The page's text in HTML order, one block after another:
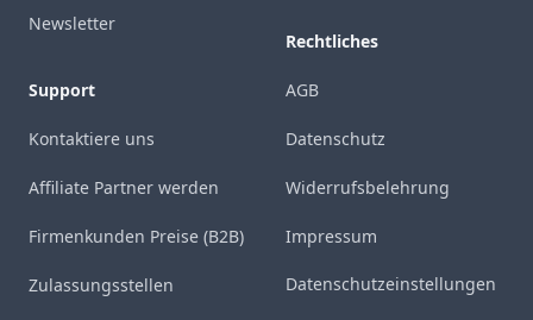
Newsletter
Support
Kontaktiere uns
Affiliate Partner werden
Firmenkunden Preise (B2B)
Zulassungsstellen
Rechtliches
AGB
Datenschutz
Widerrufsbelehrung
Impressum
Datenschutzeinstellungen